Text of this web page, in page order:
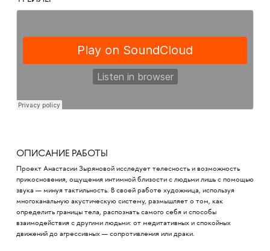
ОПИСАНИЕ РАБОТЫ
Проект Анастасии Зыряновой исследует телесность и возможность
прикосновения, ощущения интимной близости с людьми лишь с помощью
звука — минуя тактильность. В своей работе художница, используя
многоканальную акустическую систему, размышляет о том, как
определить границы тела, распознать самого себя и способы
взаимодействия с другими людьми: от медитативных и спокойных
движений до агрессивных — сопротивления или драки.